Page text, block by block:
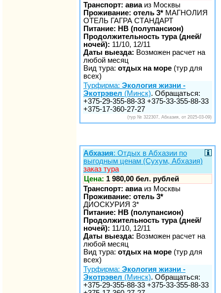
Транспорт: авиаиз Москвы
Проживание: отель 3* МАГНОЛИЯ
ОТЕЛЬ ГАГРА СТАНДАРТ
Питание: HB (полупансион)
Продолжительность тура (дней/
ночей): 11/10, 12/11
Даты выезда: Возможен расчет на
любой месяц
Вид тура: отдых на море (тур для
всех)
Турфирма: Экология жизни -
Экотрэвел (Минск). Обращаться:
+375-29-355-88-33 +375-33-355-88-33
+375-17-360-27-27
(тур № 322307, Абхазия, от 2025-03-09)
Абхазия: Отдых в Абхазии по
выгодным ценам (Сухум, Абхазия)
заказ тура
Цена: 1 980,00 бел. рублей
Транспорт: авиаиз Москвы
Проживание: отель 3*
ДИОСКУРИЯ 3*
Питание: HB (полупансион)
Продолжительность тура (дней/
ночей): 11/10, 12/11
Даты выезда: Возможен расчет на
любой месяц
Вид тура: отдых на море (тур для
всех)
Турфирма: Экология жизни -
Экотрэвел (Минск). Обращаться:
+375-29-355-88-33 +375-33-355-88-33